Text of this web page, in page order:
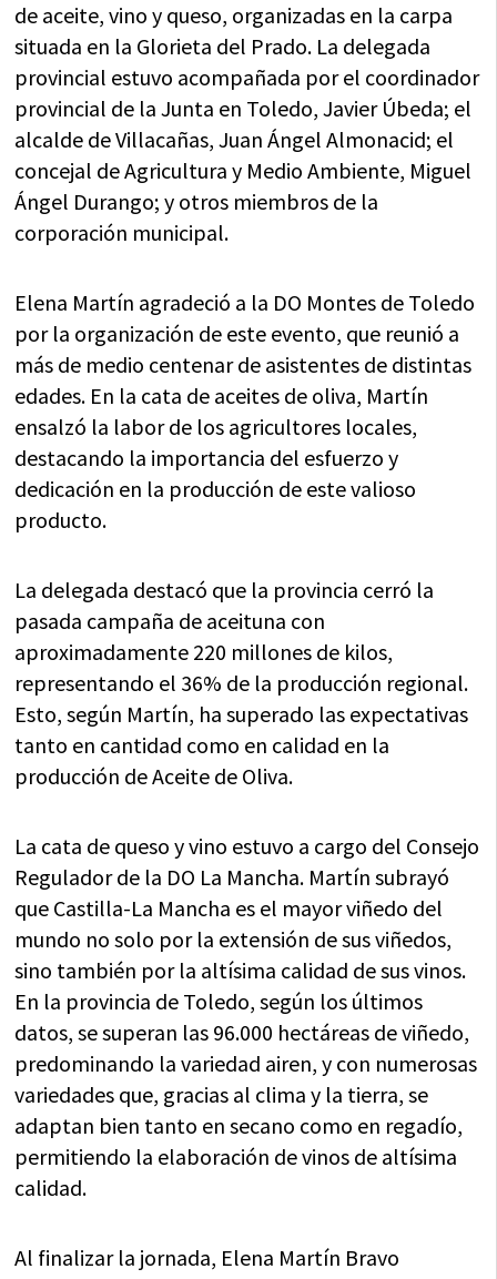
de aceite, vino y queso, organizadas en la carpa
situada en la Glorieta del Prado. La delegada
provincial estuvo acompañada por el coordinador
provincial de la Junta en Toledo, Javier Úbeda; el
alcalde de Villacañas, Juan Ángel Almonacid; el
concejal de Agricultura y Medio Ambiente, Miguel
Ángel Durango; y otros miembros de la
corporación municipal.
Elena Martín agradeció a la DO Montes de Toledo
por la organización de este evento, que reunió a
más de medio centenar de asistentes de distintas
edades. En la cata de aceites de oliva, Martín
ensalzó la labor de los agricultores locales,
destacando la importancia del esfuerzo y
dedicación en la producción de este valioso
producto.
La delegada destacó que la provincia cerró la
pasada campaña de aceituna con
aproximadamente 220 millones de kilos,
representando el 36% de la producción regional.
Esto, según Martín, ha superado las expectativas
tanto en cantidad como en calidad en la
producción de Aceite de Oliva.
La cata de queso y vino estuvo a cargo del Consejo
Regulador de la DO La Mancha. Martín subrayó
que Castilla-La Mancha es el mayor viñedo del
mundo no solo por la extensión de sus viñedos,
sino también por la altísima calidad de sus vinos.
En la provincia de Toledo, según los últimos
datos, se superan las 96.000 hectáreas de viñedo,
predominando la variedad airen, y con numerosas
variedades que, gracias al clima y la tierra, se
adaptan bien tanto en secano como en regadío,
permitiendo la elaboración de vinos de altísima
calidad.
Al finalizar la jornada, Elena Martín Bravo